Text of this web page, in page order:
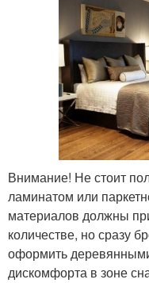
Внимание! Не стоит
ламинатом или
материалов должны
количестве, но сразу
оформить
дискомфорта в зоне